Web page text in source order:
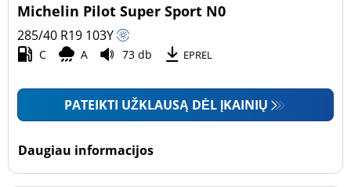
Michelin Pilot Super Sport N0
285/40 R19 103Y
C A 73 db EPREL
PATEIKTI UŽKLAUSĄ DĖL ĮKAINIŲ
Daugiau informacijos